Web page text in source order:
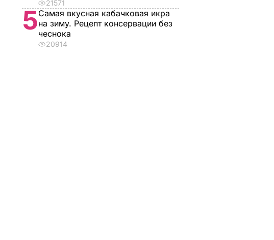
21571
5Самая вкусная кабачковая икра
на зиму. Рецепт консервации без
чеснока
20914